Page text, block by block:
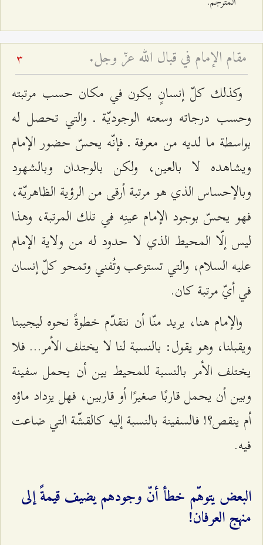
مقام الإمام في قبال الله عزّ وجل. 3
وكذلك كلّ إنسانٍ يكون في مكان حسب مرتبته
وحسب درجاته وسعته الوجوديّة ـ والتي تحصل له
بواسطة ما لديه من معرفة ـ فإنّه يحسّ حضور الإمام
ويشاهده لا بالعين، ولكن بالوجدان وبالشهود
وبالإحساس الذي هو مرتبة أرقى من الرؤية الظاهريّة،
فهو يحسّ بوجود الإمام عينِه في تلك المرتبة، وهذا
ليس إلّا المحيط الذي لا حدود له من ولاية الإمام
عليه السلام، والتي تستوعب وتُفني وتمحو كلّ إنسان
في أيّ مرتبة كان.
والإمام هنا، يريد منّا أن نتقدّم خطوةً نحوه ليجيبنا
ويقبلنا، وهو يقول: بالنسبة لنا لا يختلف الأمر... فلا
يختلف الأمر بالنسبة للمحيط بين أن يحمل سفينة
وبين أن يحمل قاربًا صغيرًا أو قاربين، فهل يزداد ماؤه
أم ينقص؟! فالسفينة بالنسبة إليه كالقشّة التي ضاعت
فيه.
البعض يتوهّم خطأ أنّ وجودهم يضيف قيمةً إلى
منهج العرفان!